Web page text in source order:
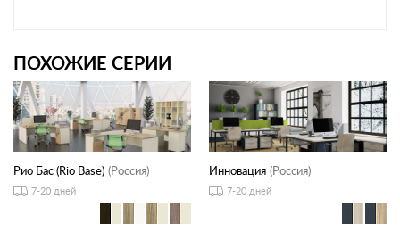
ПОХОЖИЕ СЕРИИ
Рио Бас (Rio Base) (Россия)
7-20 дней
Инновация (Россия)
7-20 дней